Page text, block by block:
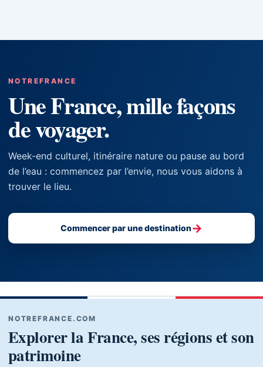
NOTREFRANCE
Une France, mille façons
de voyager.
Week-end culturel, itinéraire nature ou pause au bord
de l’eau : commencez par l’envie, nous vous aidons à
trouver le lieu.
Commencer par une destination→
NOTREFRANCE.COM
Explorer la France, ses régions et son
patrimoine